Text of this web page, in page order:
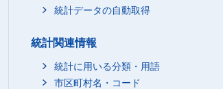
統計データの自動取得
統計関連情報
統計に用いる分類・用語
市区町村名・コード